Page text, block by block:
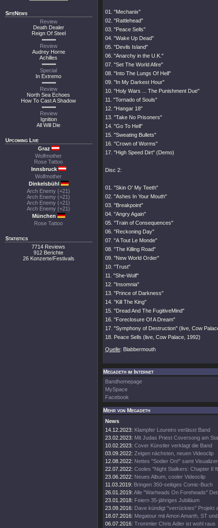
SiteNews
Review
Death Dealer
Reign Of Steel
Review
Audrey Horne
Achilles
Special
In Extremo
Review
North Sea Echoes
How To Cast A Shadow
Review
Ignition
All Will Die
Upcoming Live
Graz
Wolfmother
Rose Tattoo
Innsbruck
Wolfmother
Dinkelsbühl
Arch Enemy (+21)
Arch Enemy (+21)
Arch Enemy (+21)
Arch Enemy (+21)
München
Rose Tattoo
Statistics
7714 Reviews
912 Berichte
26 Konzerte/Festivals
01. "Mechanix"
02. "Rattlehead"
03. "Peace Sells"
04. "Wake Up Dead"
05. "Devils Island"
06. "Anarchy in the U.K."
07. "Set The World Afire"
08. "Into The Lungs Of Hell"
09. "In My Darkest Hour"
10. "Holy Wars ... The Punishment Due"
11. "Tornado of Souls"
12. "Hangar 18"
13. "Take No Prisoners"
14. "Go To Hell"
15. "Sweating Bullets"
16. "Crown of Worms"
17. "High Speed Dirt" (Demo)
Disc 2:
01. "Skin O' My Teeth"
02. "Ashes In Your Mouth"
03. "Breakpoint"
04. "Angry Again"
05. "Train of Consequences"
06. "Reckoning Day"
07. "A Tout Le Monde"
08. "The Killing Road"
09. "New World Order"
10. "Trust"
11. "She-Wolf"
12. "Insomnia"
13. "Prince of Darkness"
14. "Kill The King"
15. "Dread And The FugitiveMind"
16. "Foreclosure Of A Dream"
17. "Symphony of Destruction" (live, Cow
18. Peace Sells (live, Cow Palace, 1992)
Quelle: Blabbermouth
Megadeth im Internet
Bandhomepage
MySpace
Facebook
Mehr von Megadeth
News
14.12.2023: Klampfer Loureiro verlässt Band
23.02.2023: Mit Judas Priest Coversong am
10.02.2023: Cover Künstler verklagt die Band
03.09.2022: Zeigen nächsten, neuen Videoclip
12.08.2022: Nettes "Sodier On!" samt Visualizer
22.07.2022: Cooles "Night Stalkers: Chapter II
23.06.2022: Neues Album, cooler Videoclip
11.03.2019: Bringen 350-seitiges Comic-Buch
26.01.2019: Alle "Warheads On Foreheads"
23.01.2018: Feiern 35-jähriges Jubiläum
23.09.2016: Dave kündigt "verrücktes" Projekt
18.07.2016: Megatour mit Amon Amarth, ST
06.07.2016: Trommler Chris Adler ist wohl raus